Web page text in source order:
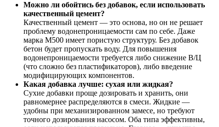
Можно ли обойтись без добавок, если использовать
качественный цемент?
Качественный цемент — это основа, но он не решает
проблему водонепроницаемости сам по себе. Даже
марка М500 имеет пористую структуру. Без добавок
бетон будет пропускать воду. Для повышения
водонепроницаемости требуется либо снижение В/Ц
(что сложно без пластификаторов), либо введение
модифицирующих компонентов.
Какая добавка лучше: сухая или жидкая?
Сухие добавки проще дозировать и хранить, они
равномернее распределяются в смеси. Жидкие —
удобны при механизированном замесе, но требуют
точного дозирования насосом. Оба типа эффективны,